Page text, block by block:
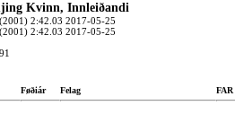
Kvinn, Innleiðandi
2:42.03 2017-05-25
2:42.03 2017-05-25
Føðiár Felag FAR